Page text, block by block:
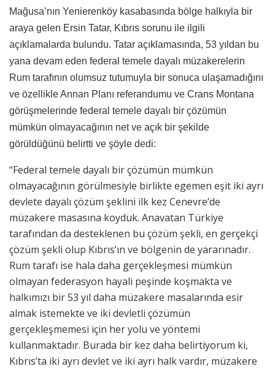
Mağusa’nın Yenierenköy kasabasında bölge halkıyla bir
araya gelen Ersin Tatar, Kıbrıs sorunu ile ilgili
açıklamalarda bulundu. Tatar açıklamasında, 53 yıldan bu
yana devam eden federal temele dayalı müzakerelerin
Rum tarafının olumsuz tutumuyla bir sonuca ulaşamadığını
ve özellikle Annan Planı referandumu ve Crans Montana
görüşmelerinde federal temele dayalı bir çözümün
mümkün olmayacağının net ve açık bir şekilde
görüldüğünü belirtti ve şöyle dedi:
“Federal temele dayalı bir çözümün mümkün
olmayacağının görülmesiyle birlikte egemen eşit iki ayrı
devlete dayalı çözüm şeklini ilk kez Cenevre’de
müzakere masasına koyduk. Anavatan Türkiye
tarafından da desteklenen bu çözüm şekli, en gerçekçi
çözüm şekli olup Kıbrıs’ın ve bölgenin de yararınadır.
Rum tarafı ise hala daha gerçekleşmesi mümkün
olmayan federasyon hayali peşinde koşmakta ve
halkımızı bir 53 yıl daha müzakere masalarında esir
almak istemekte ve iki devletli çözümün
gerçekleşmemesi için her yolu ve yöntemi
kullanmaktadır. Burada bir kez daha belirtiyorum ki,
Kıbrıs’ta iki ayrı devlet ve iki ayrı halk vardır, müzakere